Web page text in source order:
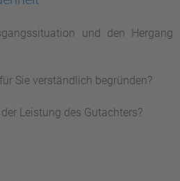
und den Hergang
Sie verständlich begründen?
Leistung des Gutachters?